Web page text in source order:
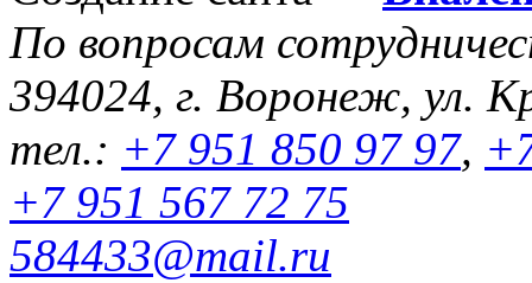
По вопросам
394024, г. Воронеж, ул.
тел.: +7 951 850 97 97,
+7 951 567 72 75
584433@mail.ru